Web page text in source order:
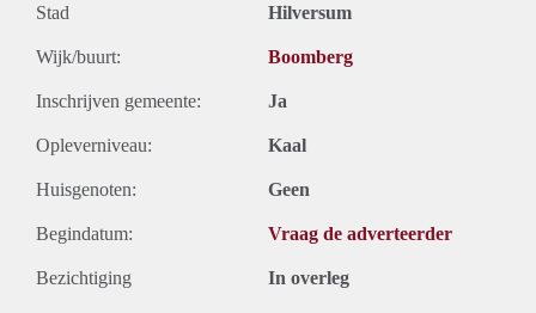
Stad Hilversum
Wijk/buurt: Boomberg
Inschrijven gemeente: Ja
Opleverniveau: Kaal
Huisgenoten: Geen
Begindatum: Vraag de adverteerder
Bezichtiging In overleg